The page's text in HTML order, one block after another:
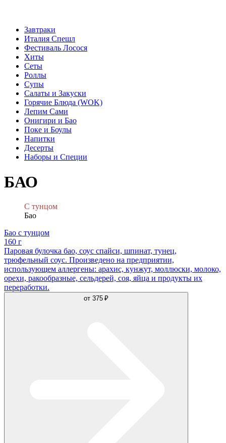
Завтраки
Италия Спешл
Фестиваль Лосося
Хиты
Сеты
Роллы
Супы
Салаты и Закуски
Горячие Блюда (WOK)
Лепим Сами
Онигири и Бао
Поке и Боулы
Напитки
Десерты
Наборы и Специи
БАО
С тунцом
Бао
Бао с тунцом
160 г
Паровая булочка бао, соус спайси, шпинат, тунец,
трюфельный соус. Произведено на предприятии,
использующем аллергены: арахис, кунжут, моллюски, молоко,
орехи, ракообразные, сельдерей, соя, яйца и продукты их
переработки.
от 375 ₽